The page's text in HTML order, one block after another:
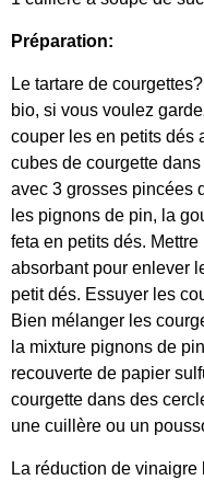
Préparation:
Le tartare de
bio, si vous voulez
couper les en petits dés
cubes de courgette
avec 3 grosses pincées
les pignons de pin, la
feta en petits dés.
absorbant pour enlever
petit dés. Essuyer les
Bien mélanger les
la mixture pignons de
recouverte de papier
courgette dans des
une cuillère ou un
La réduction de